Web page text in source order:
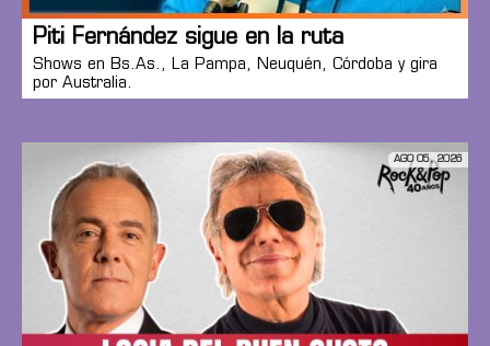
Piti Fernández sigue en la ruta
Shows en Bs.As., La Pampa, Neuquén, Córdoba y gira
por Australia.
AGO 05, 2026